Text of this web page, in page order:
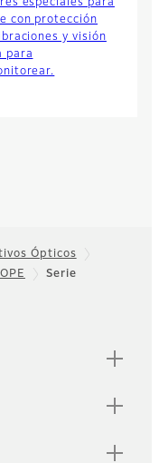
especiales para
con protección
y visión
para
Ópticos
Serie